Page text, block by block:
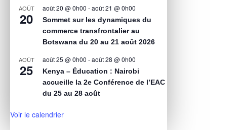
AOÛT
20
août 20 @ 0h00 -août 21 @ 0h00
Sommet sur les dynamiques du
commerce transfrontalier au
Botswana du 20 au 21 août 2026
AOÛT
25
août 25 @ 0h00 -août 28 @ 0h00
Kenya – Éducation : Nairobi
accueille la 2e Conférence de l’EAC
du 25 au 28 août
Voir le calendrier